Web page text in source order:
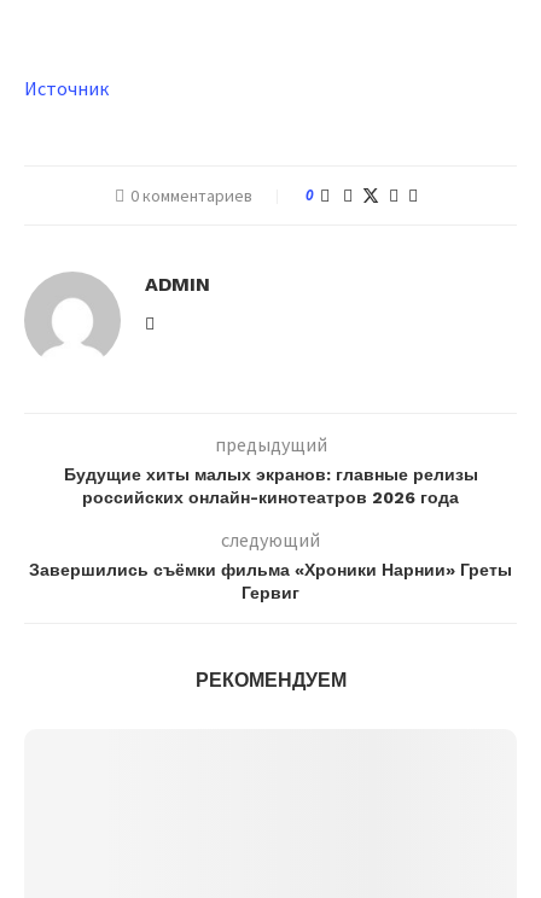
Источник
0 комментариев 0
ADMIN
предыдущий
Будущие хиты малых экранов: главные релизы
российских онлайн-кинотеатров 2026 года
следующий
Завершились съёмки фильма «Хроники Нарнии» Греты
Гервиг
РЕКОМЕНДУЕМ